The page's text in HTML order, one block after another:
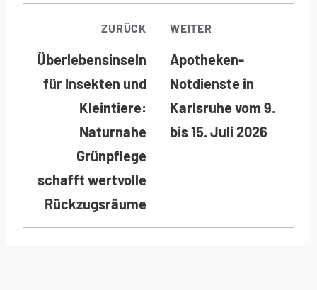
ZURÜCK
Überlebensinseln
für Insekten und
Kleintiere:
Naturnahe
Grünpflege
schafft wertvolle
Rückzugsräume
WEITER
Apotheken-
Notdienste in
Karlsruhe vom 9.
bis 15. Juli 2026